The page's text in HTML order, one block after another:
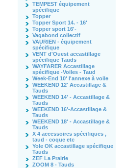
TEMPEST équipement
spécifique
Topper
Topper Sport 14. - 16'
Topper sport 16'-
Vagabond collectif
VAURIEN - équipement
spécifique
VENT d'Ouest accastillage
spécifique Tauds
WAYFARER Accastillage
spécifique -Voiles - Taud
Week-End 10' l'annexe à voile
WEEKEND 12' Accastillage &
Tauds
WEEKEND 14' - Accastillage &
Tauds
WEEKEND 16'-Accastillage &
Tauds
WEEKEND 18' - Accastillage &
Tauds
X 4 accessoires spécifiques ,
taud - coque etc
Yole OK accastillage spécifique
Tauds
ZEF La Prairie
ZOOM 8 - Tauds